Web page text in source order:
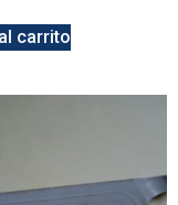
carrito